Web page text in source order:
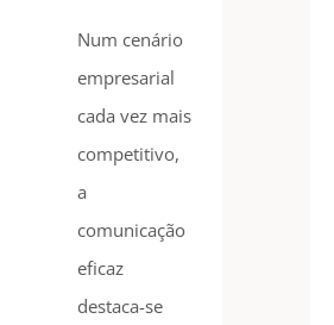
Num cenário
empresarial
cada vez mais
competitivo,
a
comunicação
eficaz
destaca-se